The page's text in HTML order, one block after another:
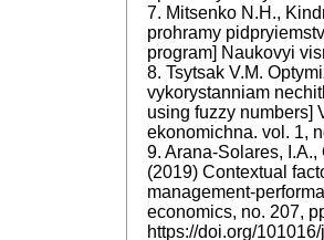
7. Mitsenko N.H.,
prohramy
program] Naukovyi
8. Tsytsak V.M.
vykorystanniam
using fuzzy numbers]
ekonomichna. vol. 1,
9. Arana-Solares,
(2019) Contextual
management-
economics, no. 207,
https://doi.org/